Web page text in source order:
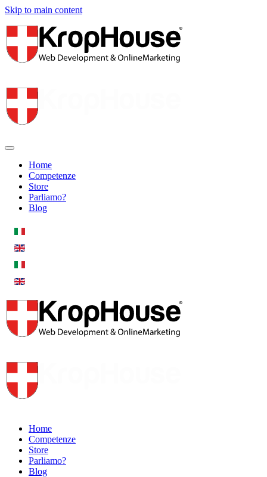
Skip to main content
Home
Competenze
Store
Parliamo?
Blog
Home
Competenze
Store
Parliamo?
Blog